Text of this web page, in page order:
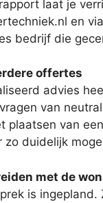
laat je
en
bedrijf die
offertes
advies
van
plaatsen van
zo duidelijk
met de
is